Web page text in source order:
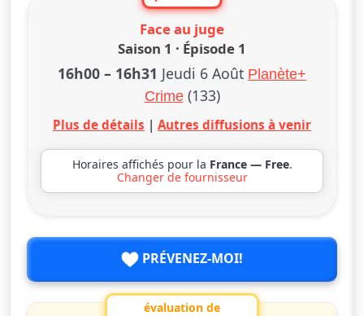
Face au juge
Saison 1 · Épisode 1
16h00 – 16h31 Jeudi 6 Août Planète+
Crime(133)
Plus de détails | Autres diffusions à venir
Horaires affichés pour la France — Free.
Changer de fournisseur
PRÉVENEZ-MOI!
évaluation de